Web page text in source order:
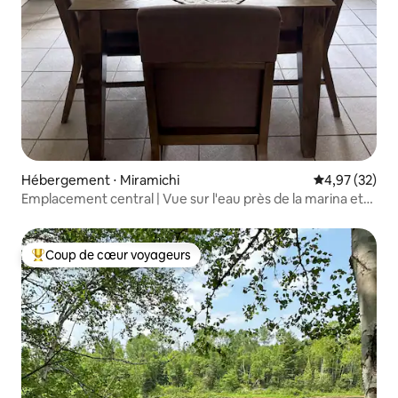
Hébergement ⋅ Miramichi Évaluation
4,97 (32)
Emplacement central | Vue sur l'eau près de la marina et
Coups de cœur voyageurs les plus appréciés
Coup de cœur voyageurs